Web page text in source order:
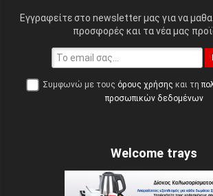
Εγγραφείτε στο newsletter μας για να
προσφορές και τα νέα μας
Συμφωνώ με τους όρους χρήσης και τη
προσωπικών δεδομένων
Welcome trays